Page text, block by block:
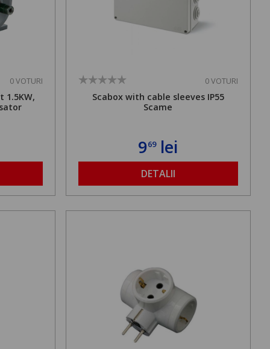
0 VOTURI 0 VOTURI
Scabox with cable sleeves IP55
Scame
969lei
DETALII